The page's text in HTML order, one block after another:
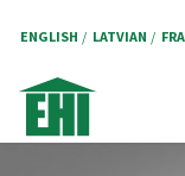
saturu
ENGLISH LATVIAN